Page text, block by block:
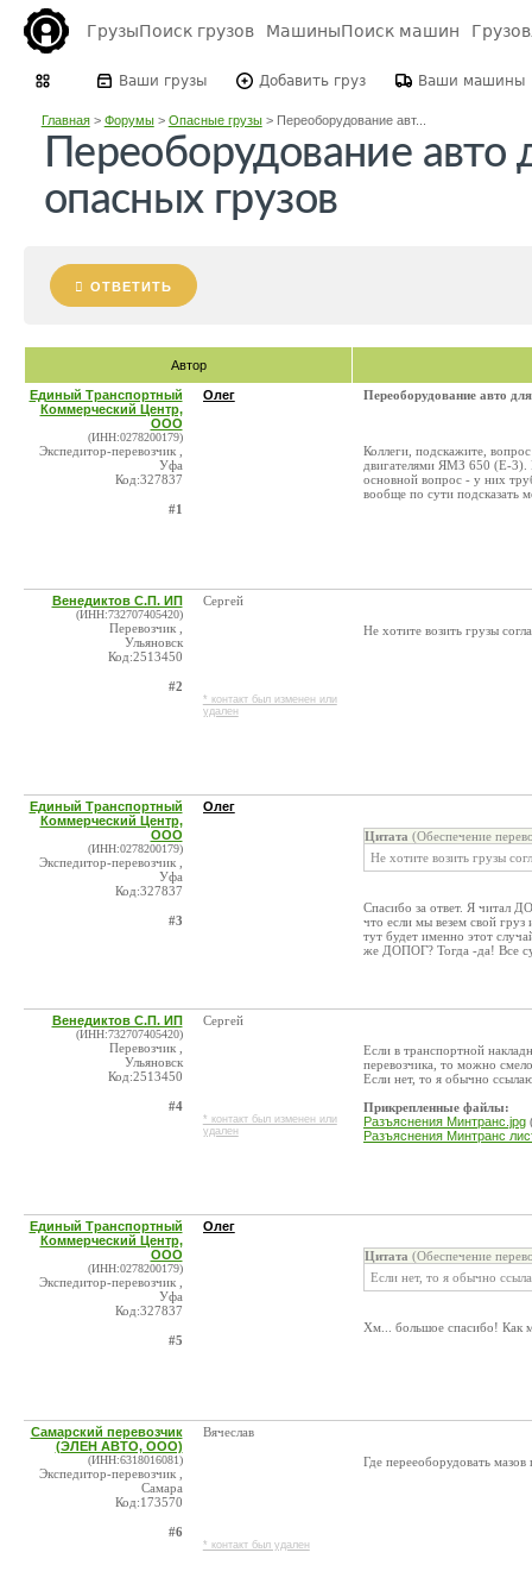
ГрузыПоиск грузов МашиныПоиск машин
Ваши грузы Добавить груз Ваши машины
Главная> Форумы> Опасные грузы> Переоборудование авт...
Переоборудование авто
опасных грузов
ОТВЕТИТЬ
Автор
Единый Транспортный
Коммерческий Центр,
ООО
(ИНН:0278200179)
Экспедитор-перевозчик ,
Уфа
Код:327837
#1
Олег Переоборудование авто
Коллеги, подскажите,
двигателями ЯМЗ 650 (Е-3).
основной вопрос - у них
вообще по сути подсказать
Венедиктов С.П. ИП
(ИНН:732707405420)
Перевозчик ,
Ульяновск
Код:2513450
#2
Сергей
* контакт был изменен или
удален
Не хотите возить грузы
Единый Транспортный
Коммерческий Центр,
ООО
(ИНН:0278200179)
Экспедитор-перевозчик ,
Уфа
Код:327837
#3
Олег
Цитата (Обеспечение
Не хотите возить грузы
Спасибо за ответ. Я читал
что если мы везем свой
тут будет именно этот
же ДОПОГ? Тогда -да! Все
Венедиктов С.П. ИП
(ИНН:732707405420)
Перевозчик ,
Ульяновск
Код:2513450
#4
Сергей
* контакт был изменен или
удален
Если в транспортной
перевозчика, то можно
Если нет, то я обычно
Прикрепленные файлы:
Разъяснения Минтранс.jpg
Разъяснения Минтранс
Единый Транспортный
Коммерческий Центр,
ООО
(ИНН:0278200179)
Экспедитор-перевозчик ,
Уфа
Код:327837
#5
Олег
Цитата (Обеспечение
Если нет, то я обычно
Хм... большое спасибо! Как
Самарский перевозчик
(ЭЛЕН АВТО, ООО)
(ИНН:6318016081)
Экспедитор-перевозчик ,
Самара
Код:173570
#6
Вячеслав
* контакт был удален
Где перееоборудовать мазов